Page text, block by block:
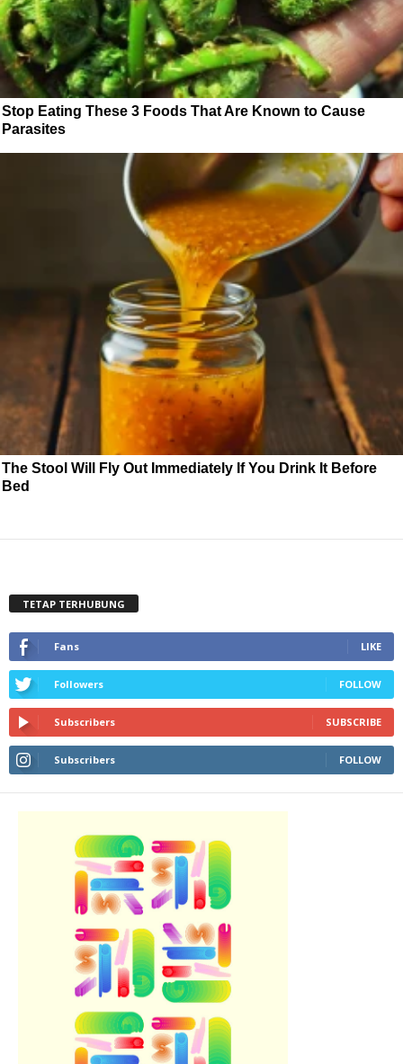
Stop Eating These 3 Foods That Are Known to Cause
Parasites
The Stool Will Fly Out Immediately If You Drink It Before
Bed
TETAP TERHUBUNG
Fans LIKE
Followers FOLLOW
Subscribers SUBSCRIBE
Subscribers FOLLOW